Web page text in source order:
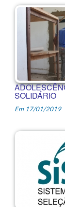
SOLIDÁRIO
Em 17/01/2019